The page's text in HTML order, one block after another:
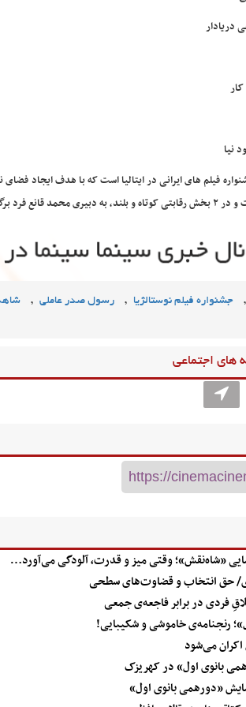
فیلم های ایرانی در ایتالیا است که با هدف ایجاد فضای
برگزار می‌شود.
, جشنواره فیلم نوستالژیا , رسول صدر عاملی ,
های اجتماعی
«شاه‌نقش»؛ وقتی میز و قدرت، آلودگی می‌آورد…
حق انتخاب و قضاوت‌های سطحی
رنجنامه‌ی خاموشی و شکیبایی!
می‌شود
بانوی اول» در کهریزک
«دورهمی بانوی اول»